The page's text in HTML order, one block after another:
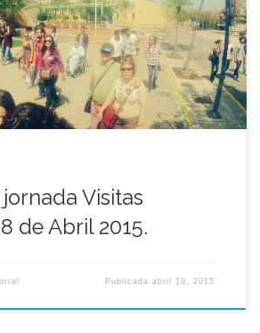
recorrer el recinto de la Cartuja con
se interesaron por descubrir en una ruta
el legado y patrimonio […]
Visitas
de Abril 2015.
Publicadaabril 19, 2015